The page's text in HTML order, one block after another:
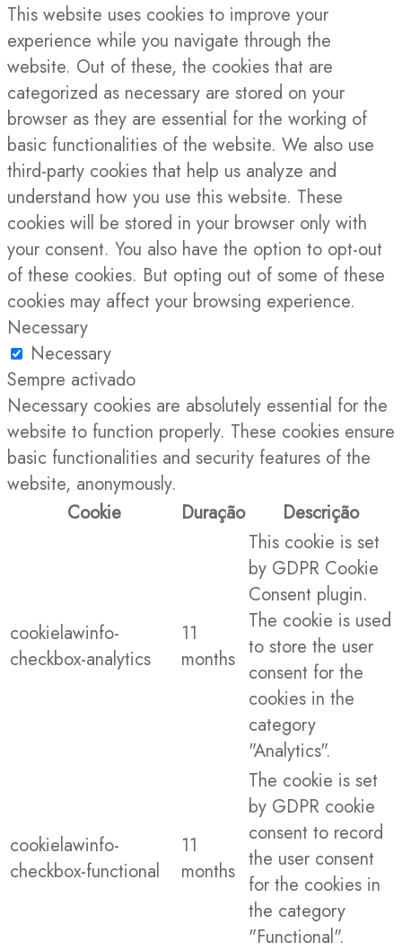
This website uses cookies to improve your
experience while you navigate through the
website. Out of these, the cookies that are
categorized as necessary are stored on your
browser as they are essential for the working of
basic functionalities of the website. We also use
third-party cookies that help us analyze and
understand how you use this website. These
cookies will be stored in your browser only with
your consent. You also have the option to opt-out
of these cookies. But opting out of some of these
cookies may affect your browsing experience.
Necessary
Necessary
Sempre activado
Necessary cookies are absolutely essential for the
website to function properly. These cookies ensure
basic functionalities and security features of the
website, anonymously.
Cookie
Duração Descrição
cookielawinfo-
checkbox-analytics
11
months
This cookie is set
by GDPR Cookie
Consent plugin.
The cookie is used
to store the user
consent for the
cookies in the
category
"Analytics".
cookielawinfo-
checkbox-functional
11
months
The cookie is set
by GDPR cookie
consent to record
the user consent
for the cookies in
the category
"Functional".